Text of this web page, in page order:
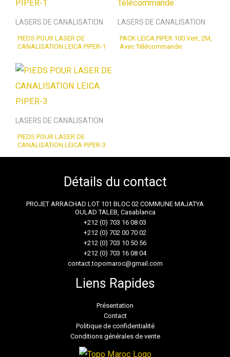
LASERS DE CANALISATION
PIEDS POUR LASER DE
CANALISATION LEICA PIPER-1
LASERS DE CANALISATION
PACK LEICA PIPER 100 Vert, 2M,
Avec Télécommande
LASERS DE CANALISATION
PIEDS POUR LASER DE
CANALISATION LEICA PIPER-3
Détails du contact
PROJET ARRACHAD LOT 101 BLOC 02 COMMUNE MAJATYA
OULAD TALEB, Casablanca
+212 (0) 703 16 08 03
+212 (0) 702 00 70 02
+212 (0) 703 10 50 56
+212 (0) 703 16 08 04
contact.topomaroc@gmail.com
Liens Rapides
Présentation
Contact
Politique de confidentialité
Conditions générales de vente